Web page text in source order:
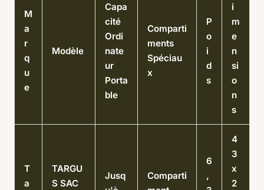
M
a
r
q
u
e
Modèle
Capa
cité
Ordi
nate
ur
Porta
ble
Comparti
ments
Spéciau
x
P
o
i
d
s
i
m
e
n
si
o
n
s
T
a
TARGU
S SAC
Jusq
Comparti
6
,
4
3
x
2